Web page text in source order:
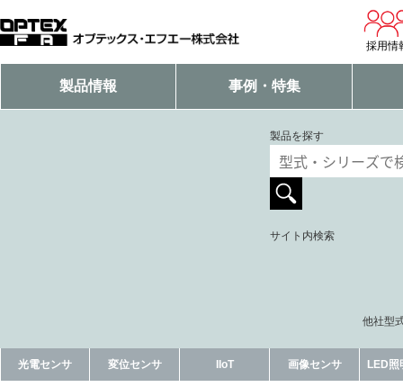
採用情
製品情報 事例・特集
製品を探す
サイト内検索
他社型
光電センサ 変位センサ IIoT 画像センサ LED照